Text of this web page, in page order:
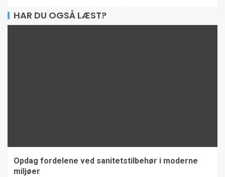
HAR DU OGSÅ LÆST?
Opdag fordelene ved sanitetstilbehør i moderne
miljøer